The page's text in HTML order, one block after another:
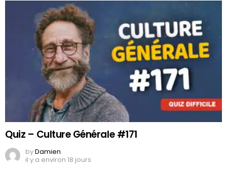
Quiz – Culture Générale #171
byDamien
il y a environ 18 jours